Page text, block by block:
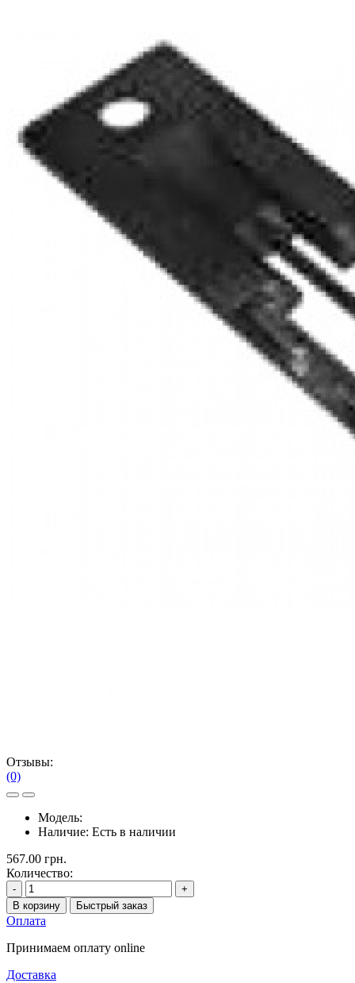
Отзывы:
(0)
Модель:
Наличие: Есть в наличии
567.00 грн.
Количество:
-
+
В корзину
Быстрый заказ
Оплата
Принимаем оплату online
Доставка